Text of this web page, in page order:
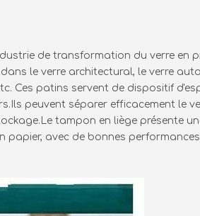
de transformation du verre en
le verre architectural, le verre
Ces patins servent de dispositif
peuvent séparer efficacement le
tampon en liège présente
papier, avec de bonnes